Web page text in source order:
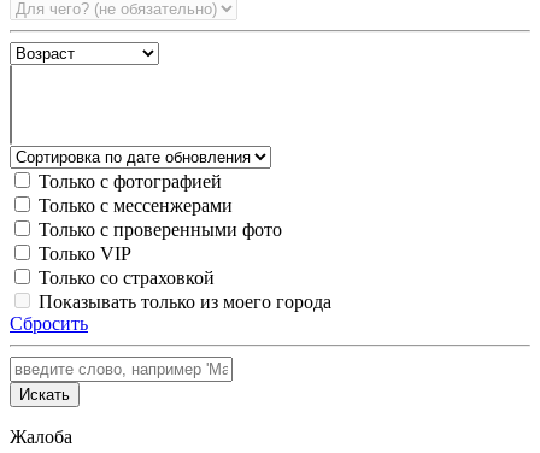
Только с фотографией
Только с мессенжерами
Только с проверенными фото
Только VIP
Только со страховкой
Показывать только из моего города
Сбросить
Искать
Жалоба